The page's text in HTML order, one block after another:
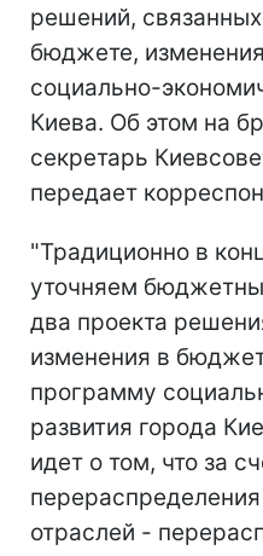
решений,
бюджете,
социально-
Киева. Об этом на
секретарь
передает
"Традиционно в
уточняем
два проекта
изменения в
программу
развития города
идет о том, что за
отраслей -